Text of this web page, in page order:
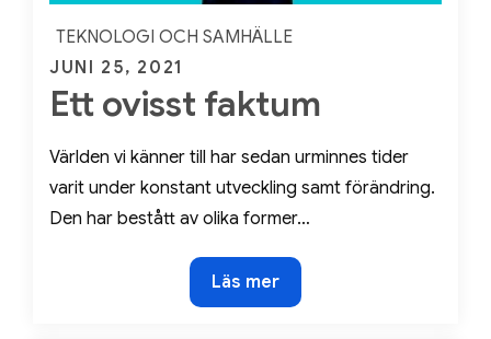
TEKNOLOGI OCH SAMHÄLLE
Posted
on
JUNI 25, 2021
Ett ovisst faktum
Världen vi känner till har sedan urminnes tider
varit under konstant utveckling samt förändring.
Den har bestått av olika former…
Ett
ovisst
Läs mer